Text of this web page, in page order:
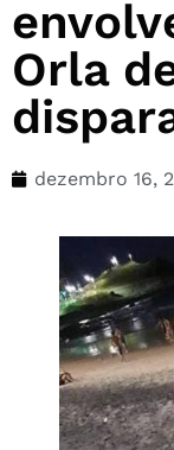
Orla
dezembro 16,